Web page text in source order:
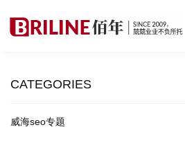
CATEGORIES
威海seo专题